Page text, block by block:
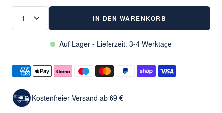
IN DEN WARENKORB
Auf Lager - Lieferzeit: 3-4 Werktage
Kostenfreier Versand ab 69 €